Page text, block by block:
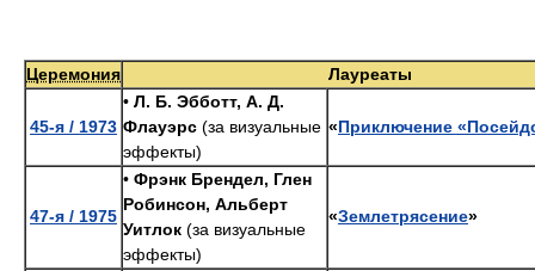
Церемония Лауреаты
45-я / 1973
• Л. Б. Эбботт, А. Д.
Флауэрс (за визуальные
эффекты)
«Приключение
47-я / 1975
• Фрэнк Брендел, Глен
Робинсон, Альберт
Уитлок (за визуальные
эффекты)
«Землетрясение»